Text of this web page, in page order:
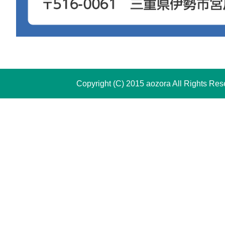
Copyright (C) 2015 aozora All Rights